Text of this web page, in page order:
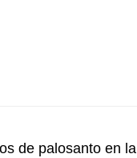
de palosanto en la